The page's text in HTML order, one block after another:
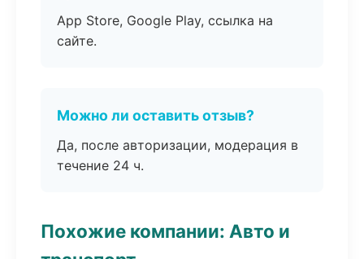
App Store, Google Play, ссылка на
сайте.
Можно ли оставить отзыв?
Да, после авторизации, модерация в
течение 24 ч.
Похожие компании: Авто и